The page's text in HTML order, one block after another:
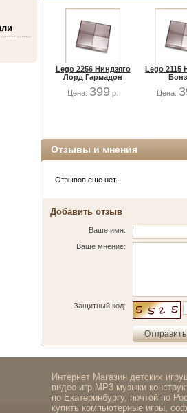
Lego 2256 Ниндзяго
Лорд Гармадон
Цена: 399 р.
Lego 2115
Цена:
Отзывы и мнения
Отзывов еще нет.
Добавить отзыв
Ваше имя:
Ваше мнение:
Защитный код:
Интернет Магазин детских
видео игр MP3 музыки
по Екатеринбургу, почтой по
купить компьютерные игры,